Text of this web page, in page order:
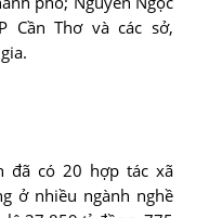
Cần Thơ và các sở,
đã có 20 hợp tác xã
ở nhiều ngành nghề